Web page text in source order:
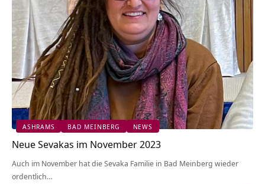
ASHRAMS BAD MEINBERG NEWS
Neue Sevakas im November 2023
Auch im November hat die Sevaka Familie in Bad Meinberg wieder
ordentlich…